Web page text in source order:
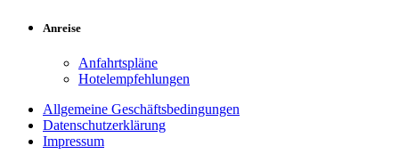
Anreise
Anfahrtspläne
Hotelempfehlungen
Allgemeine Geschäftsbedingungen
Datenschutzerklärung
Impressum